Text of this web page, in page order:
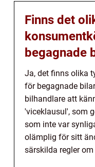
Finns det
begagnade
Ja, det finns olika
för begagnade
bilhandlare att
'viceklausul', som
som inte var
olämplig för sitt
särskilda regler